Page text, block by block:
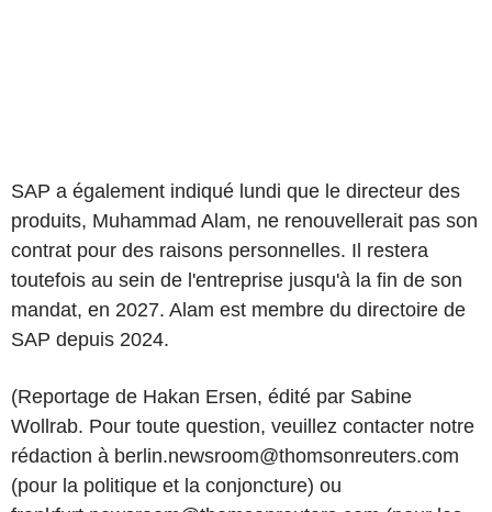
SAP a également indiqué lundi que le directeur des
produits, Muhammad Alam, ne renouvellerait pas son
contrat pour des raisons personnelles. Il restera
toutefois au sein de l'entreprise jusqu'à la fin de son
mandat, en 2027. Alam est membre du directoire de
SAP depuis 2024.
(Reportage de Hakan Ersen, édité par Sabine
Wollrab. Pour toute question, veuillez contacter notre
rédaction à berlin.newsroom@thomsonreuters.com
(pour la politique et la conjoncture) ou